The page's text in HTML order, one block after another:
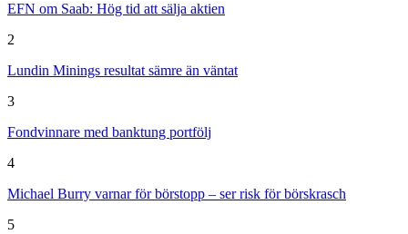
EFN om Saab: Hög tid att sälja aktien
2
Lundin Minings resultat sämre än väntat
3
Fondvinnare med banktung portfölj
4
Michael Burry varnar för börstopp – ser risk för börskrasch
5